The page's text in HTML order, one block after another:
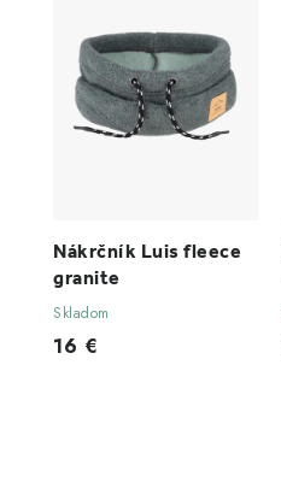
Nákrčník Luis fleece
granite
Skladom
16 €